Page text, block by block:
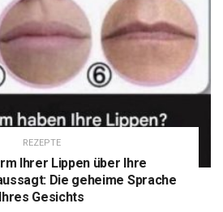
REZEPTE
Ihrer Lippen über Ihre
Die geheime Sprache
Ihres Gesichts